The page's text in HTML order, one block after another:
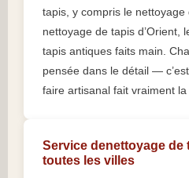
tapis, y compris le
nettoyage de tapis d’Orient,
tapis antiques faits main.
pensée dans le détail —
faire artisanal fait vraiment
Service denettoyage
toutes les villes